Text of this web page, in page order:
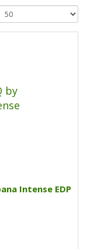
Intense EDP